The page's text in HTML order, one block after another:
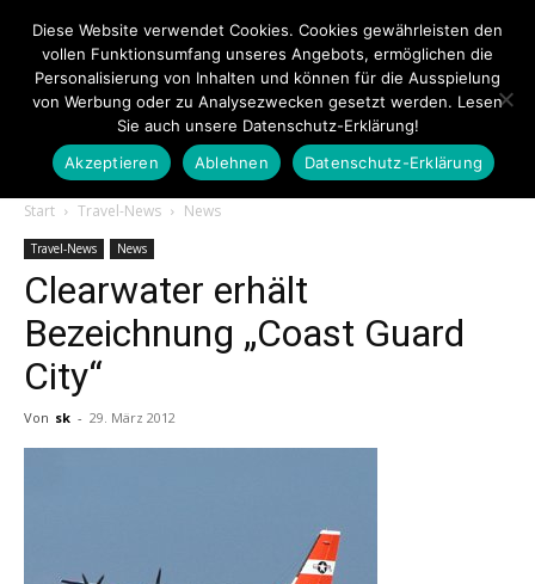
Touristiknews.de
|
Start Travel-News News
Travel-News News
Clearwater erhält
Bezeichnung „Coast Guard
City“
Von sk - 29. März 2012
Diese Website verwendet Cookies. Cookies gewährleisten den
vollen Funktionsumfang unseres Angebots, ermöglichen die
Personalisierung von Inhalten und können für die Ausspielung
von Werbung oder zu Analysezwecken gesetzt werden. Lesen
Sie auch unsere Datenschutz-Erklärung!
Akzeptieren
Ablehnen Datenschutz-Erklärung